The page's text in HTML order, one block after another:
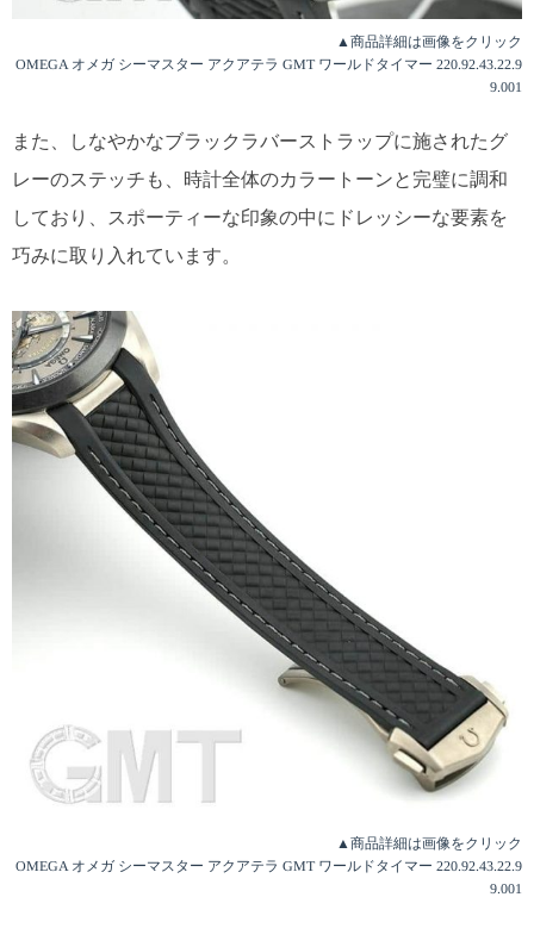
▲商品詳細は画像をクリック
OMEGA オメガ シーマスター アクアテラ GMT ワールドタイマー 220.92.43.22.9
9.001
また、しなやかなブラックラバーストラップに施されたグ
レーのステッチも、時計全体のカラートーンと完璧に調和
しており、スポーティーな印象の中にドレッシーな要素を
巧みに取り入れています。
▲商品詳細は画像をクリック
OMEGA オメガ シーマスター アクアテラ GMT ワールドタイマー 220.92.43.22.9
9.001